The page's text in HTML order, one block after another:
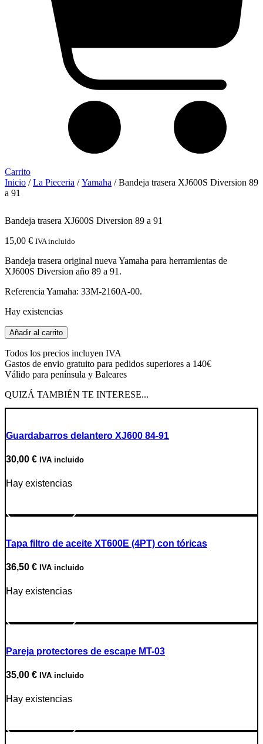
Carrito
Inicio /La Pieceria /Yamaha / Bandeja trasera XJ600S Diversion 89
a 91
Bandeja trasera XJ600S Diversion 89 a 91
15,00 € IVA incluido
Bandeja trasera original nueva Yamaha para herramientas de
XJ600S Diversion año 89 a 91.
Referencia Yamaha: 33M-2160A-00.
Hay existencias
Bandeja
trasera
XJ600S
Diversion
89
91
Añadir al carrito
Todos los precios incluyen IVA
Gastos de envio gratuito para pedidos superiores a 140€
Válido para península y Baleares
QUIZÁ TAMBIÉN TE INTERESE...
Guardabarros delantero XJ600 84-91
30,00 € IVA incluido
Hay existencias
Tapa filtro de aceite XT600E (4PT) con tóricas
36,50 € IVA incluido
Hay existencias
Pareja protectores de escape MT-03
35,00 € IVA incluido
Hay existencias